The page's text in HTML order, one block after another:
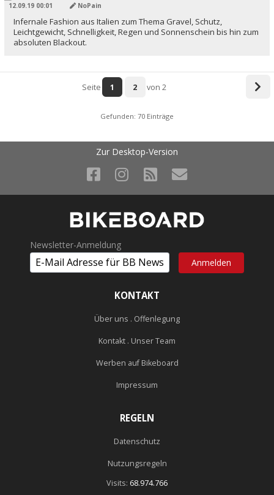
12.09.19 00:01 NoPain
Infernale Fashion aus Italien zum Thema Gravel, Schutz,
Leichtgewicht, Schnelligkeit, Regen und Sonnenschein bis hin zum
absoluten Blackout.
Seite 1 2 von 2
Gefunden: 70 Einträge
Zur Desktop-Version
Newsletter-Anmeldung
KONTAKT
Über uns . Offenlegung
Kontakt . Unser Team
Werben auf Bikeboard
Impressum
REGELN
Datenschutz
Nutzungsregeln
Visits: 68.974.766